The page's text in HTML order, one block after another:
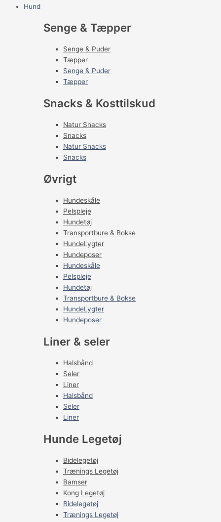
Hund
Senge & Tæpper
Senge & Puder
Tæpper
Senge & Puder
Tæpper
Snacks & Kosttilskud
Natur Snacks
Snacks
Natur Snacks
Snacks
Øvrigt
Hundeskåle
Pelspleje
Hundetøj
Transportbure & Bokse
HundeLygter
Hundeposer
Hundeskåle
Pelspleje
Hundetøj
Transportbure & Bokse
HundeLygter
Hundeposer
Liner & seler
Halsbånd
Seler
Liner
Halsbånd
Seler
Liner
Hunde Legetøj
Bidelegetøj
Trænings Legetøj
Bamser
Kong Legetøj
Bidelegetøj
Trænings Legetøj